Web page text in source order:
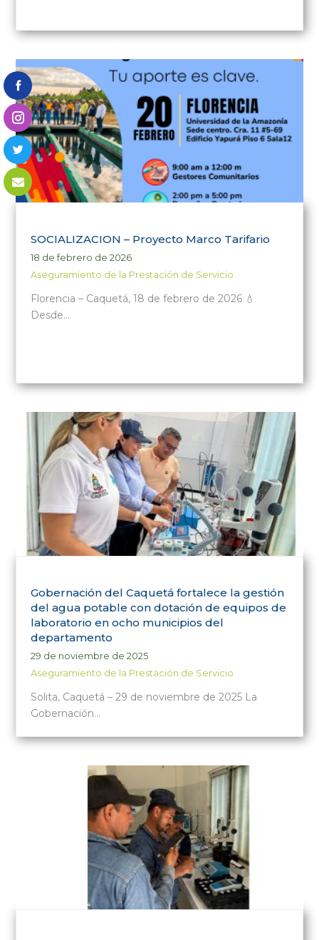
SOCIALIZACION – Proyecto Marco Tarifario
18 de febrero de 2026
Aseguramiento de la Prestación de Servicio
Florencia – Caquetá, 18 de febrero de 2026 💧
Desde…
Gobernación del Caquetá fortalece la gestión
del agua potable con dotación de equipos de
laboratorio en ocho municipios del
departamento
29 de noviembre de 2025
Aseguramiento de la Prestación de Servicio
Solita, Caquetá – 29 de noviembre de 2025 La
Gobernación…